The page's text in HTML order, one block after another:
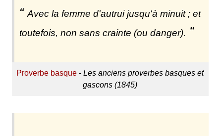
Avec la femme d'autrui jusqu'à minuit ; et
toutefois, non sans crainte (ou danger).
Proverbe basque -Les anciens proverbes basques et
gascons (1845)